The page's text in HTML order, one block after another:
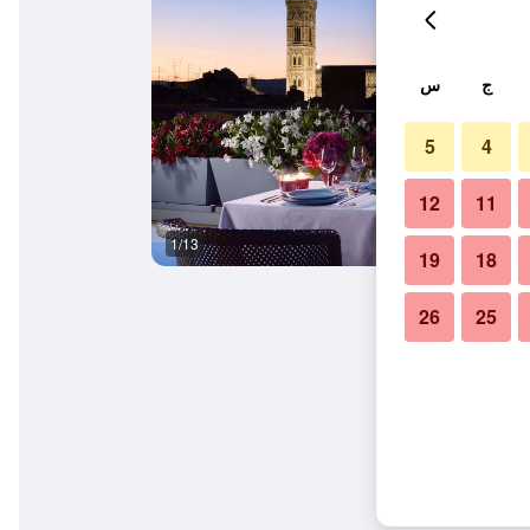
1/13
ج س
4
5
11
12
18
19
25
26